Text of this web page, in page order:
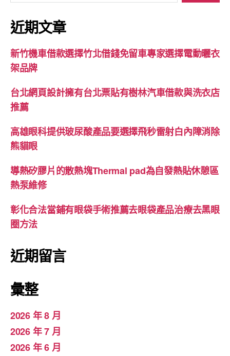
關
鍵
字:
近期文章
新竹機車借款選擇竹北借錢免留車專家選擇電動曬衣
架品牌
台北網頁設計擁有台北票貼有樹林汽車借款與洗衣店
推薦
高雄眼科提供玻尿酸產品要選擇飛秒雷射白內障消除
熊貓眼
導熱矽膠片的散熱塊Thermal pad為自發熱貼休憩區
熱泵維修
彰化合法當鋪有眼袋手術推薦去眼袋產品治療去黑眼
圈方法
近期留言
彙整
2026 年 8 月
2026 年 7 月
2026 年 6 月